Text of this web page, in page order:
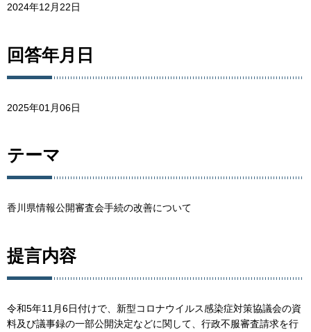
2024年12月22日
回答年月日
2025年01月06日
テーマ
香川県情報公開審査会手続の改善について
提言内容
令和5年11月6日付けで、新型コロナウイルス感染症対策協議会の資
料及び議事録の一部公開決定などに関して、行政不服審査請求を行